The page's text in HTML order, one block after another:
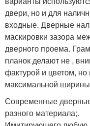
двери, но и для
входные. Дверные
маскировки зазора
дверного проема.
планок делают не ,
фактурой и цветом,
максимальной
Современные
разного материала;.